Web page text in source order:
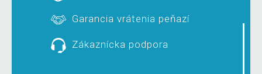
Garancia vrátenia peňazí
Zákaznícka podpora